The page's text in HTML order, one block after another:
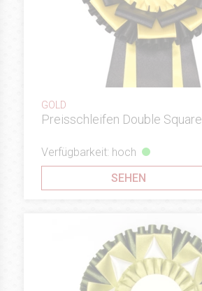
GOLD
Preisschleifen Double Square
Verfügbarkeit: hoch
SEHEN